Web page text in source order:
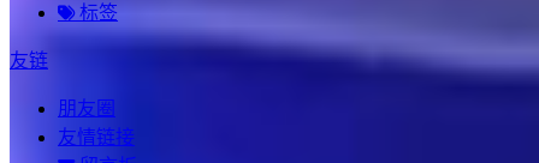
标签
友链
朋友圈
友情链接